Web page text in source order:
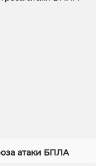
атаки БПЛА